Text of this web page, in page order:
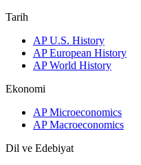
Tarih
AP U.S. History
AP European History
AP World History
Ekonomi
AP Microeconomics
AP Macroeconomics
Dil ve Edebiyat